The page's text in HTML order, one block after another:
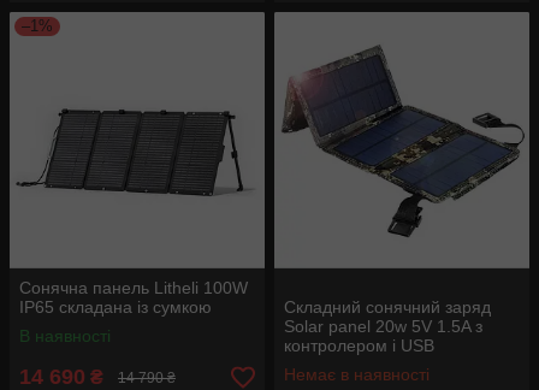
–1%
Сонячна панель Litheli 100W
IP65 складана із сумкою
В наявності
14 690 ₴ 14 790 ₴
Складний сонячний заряд
Solar panel 20w 5V 1.5A з
контролером і USB
Немає в наявності